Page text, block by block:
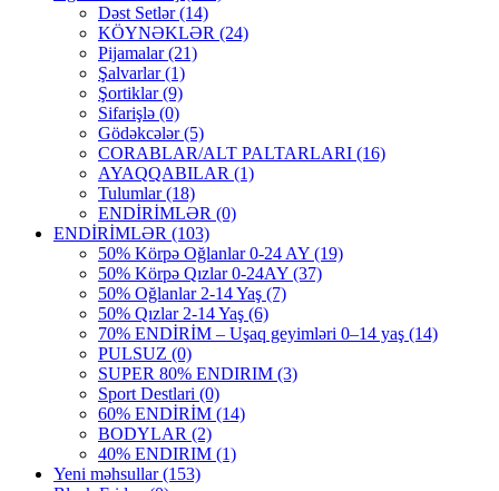
Dəst Setlər(14)
KÖYNƏKLƏR (24)
Pijamalar(21)
Şalvarlar(1)
Şortiklar(9)
Sifarişlə (0)
Gödəkcələr(5)
CORABLAR/ALT PALTARLARI (16)
AYAQQABILAR (1)
Tulumlar(18)
ENDİRİMLƏR (0)
ENDİRİMLƏR (103)
50% Körpə Oğlanlar 0-24 AY (19)
50% Körpə Qızlar 0-24AY (37)
50% Oğlanlar 2-14 Yaş (7)
50% Qızlar 2-14 Yaş (6)
70% ENDİRİM – Uşaq geyimləri 0–14 yaş (14)
PULSUZ (0)
SUPER 80% ENDIRIM (3)
Sport Destlari (0)
60% ENDİRİM (14)
BODYLAR (2)
40% ENDIRIM (1)
Yeni məhsullar(153)